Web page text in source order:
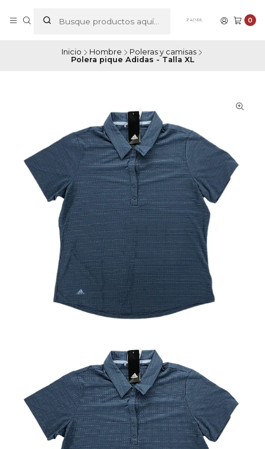
0
Inicio Hombre
Poleras y camisas
Polera pique Adidas - Talla XL